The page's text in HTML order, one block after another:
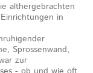
althergebrachten
in
Sprossenwand,
zur